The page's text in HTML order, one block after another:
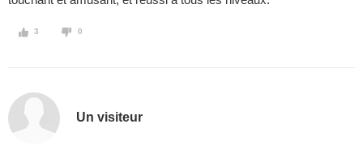
3 0
Un visiteur